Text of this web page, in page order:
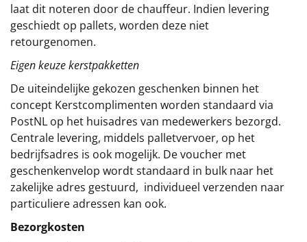
laat dit noteren door de chauffeur. Indien levering
geschiedt op pallets, worden deze niet
retourgenomen.
Eigen keuze kerstpakketten
De uiteindelijke gekozen geschenken binnen het
concept Kerstcomplimenten worden standaard via
PostNL op het huisadres van medewerkers bezorgd.
Centrale levering, middels palletvervoer, op het
bedrijfsadres is ook mogelijk. De voucher met
geschenkenvelop wordt standaard in bulk naar het
zakelijke adres gestuurd, individueel verzenden naar
particuliere adressen kan ook.
Bezorgkosten